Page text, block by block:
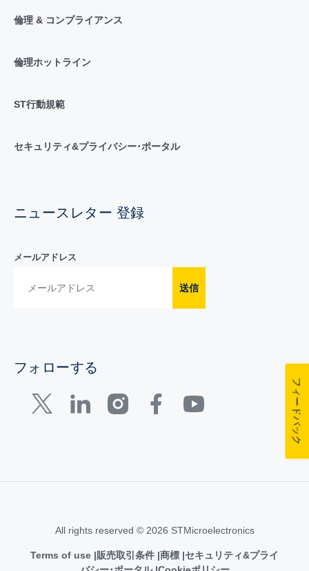
倫理 & コンプライアンス
倫理ホットライン
ST行動規範
セキュリティ&プライバシー･ポータル
ニュースレター 登録
メールアドレス
送信
フォローする
All rights reserved © 2026 STMicroelectronics
Terms of use 販売取引条件 商標 セキュリティ&プライ
フィードバック